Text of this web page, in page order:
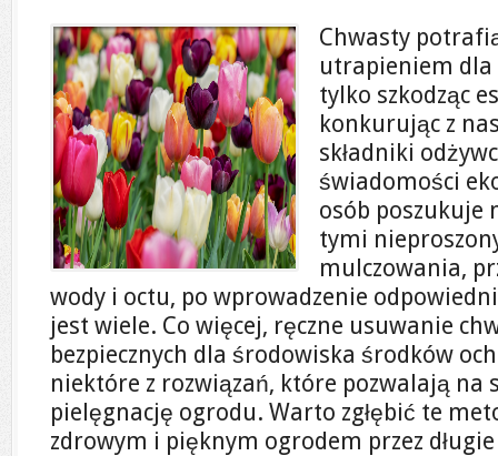
Chwasty
utrapieniem dla
tylko szkodząc
konkurując z
składniki
świadomości
osób poszukuje
tymi
mulczowania,
wody i octu, po wprowadzenie
jest wiele. Co więcej, ręczne usuwanie
bezpiecznych dla środowiska środków
niektóre z rozwiązań, które pozwalają na
pielęgnację ogrodu. Warto zgłębić te
zdrowym i pięknym ogrodem przez